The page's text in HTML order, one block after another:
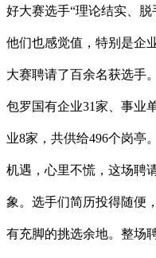
好大赛选手“理论结实、
他们也感觉值，特别是企
大赛聘请了百余名获选手
包罗国有企业31家、事业
业8家，共供给496个岗亭
机遇，心里不慌，这场聘
象。选手们简历投得随便
有充脚的挑选余地。整场